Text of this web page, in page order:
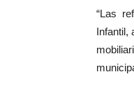
“Las
Infantil,